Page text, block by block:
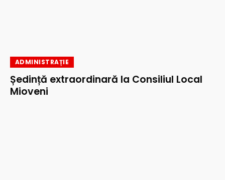
ADMINISTRAȚIE
Ședință extraordinară la Consiliul Local
Mioveni